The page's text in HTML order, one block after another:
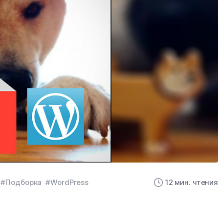
#Подборка #WordPress 12 мин. чтения